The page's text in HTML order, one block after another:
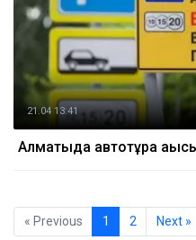
21.04 13:41
Алматыда автотұрақ
« Previous 1 2 Next »